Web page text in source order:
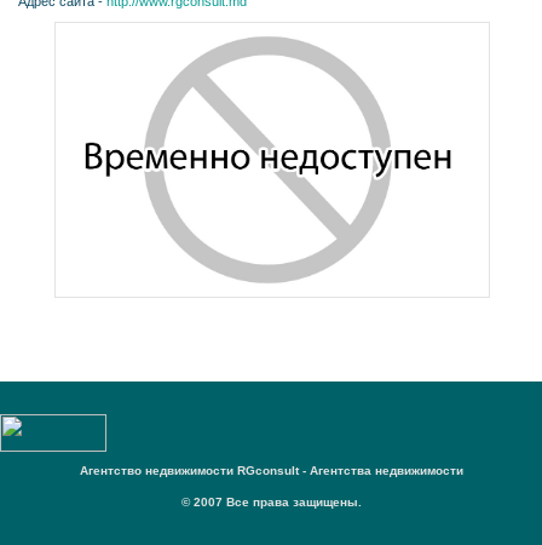
Агентство недвижимости RGconsult - Агентства недвижимости
© 2007 Все права защищены.